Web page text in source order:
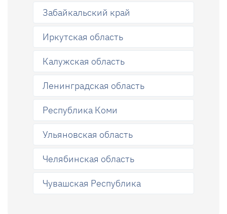
Забайкальский край
Иркутская область
Калужская область
Ленинградская область
Республика Коми
Ульяновская область
Челябинская область
Чувашская Республика